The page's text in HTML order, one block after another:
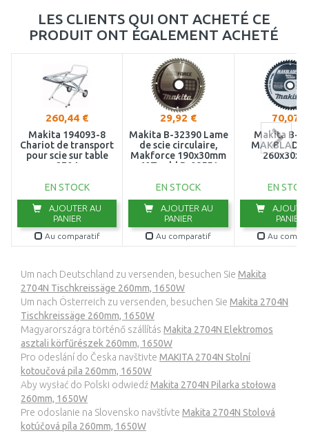
LES CLIENTS QUI ONT ACHETÉ CE
PRODUIT ONT ÉGALEMENT ACHETÉ
260,44 €
Makita 194093-8
Chariot de transport
pour scie sur table
2704
EN STOCK
AJOUTER AU
PANIER
Au comparatif
29,92 €
Makita B-32390 Lame
de scie circulaire,
Makforce 190x30mm
60T=old B-08551
EN STOCK
AJOUTER AU
PANIER
Au comparatif
70,07 €
Makita B-
EN
PANIER
Au
Um nach Deutschland zu versenden, besuchen Sie Makita
2704N Tischkreissäge 260mm, 1650W
Um nach Österreich zu versenden, besuchen Sie Makita 2704N
Tischkreissäge 260mm, 1650W
Magyarországra történő szállítás Makita 2704N Elektromos
asztali körfűrészek 260mm, 1650W
Pro odeslání do Česka navštivte MAKITA 2704N Stolní
kotoučová pila 260mm, 1650W
Aby wysłać do Polski odwiedźMakita 2704N Pilarka stołowa
260mm, 1650W
Pre odoslanie na Slovensko navštívte Makita 2704N Stolová
kotúčová píla 260mm, 1650W